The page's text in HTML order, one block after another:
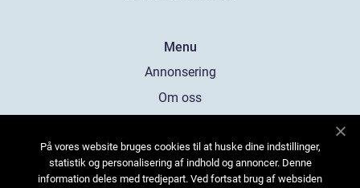
Menu
Annonsering
Om oss
Kontakta oss
Sitemap
På vores website bruges cookies til at huske dine indstillinger,
statistik og personalisering af indhold og annoncer. Denne
information deles med tredjepart. Ved fortsat brug af websiden